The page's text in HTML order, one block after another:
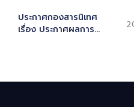
นักสื่อสารมลชน และราย
ชื่อผู้ถูกขึ้นบัญชี
ประกาศกองสารนิเทศ
เรื่อง ประกาศผลการ